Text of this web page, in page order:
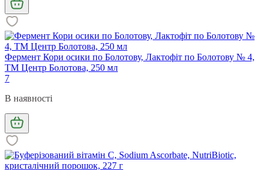
Фермент Кори осики по Болотову, Лактофіт по Болотову № 4,
ТМ Центр Болотова, 250 мл
7
В наявності